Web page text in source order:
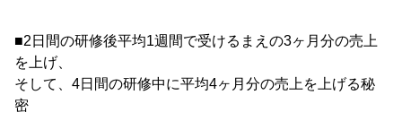
■2日間の研修後平均1週間で受けるまえの3ヶ月分の売上
を上げ、
そして、4日間の研修中に平均4ヶ月分の売上を上げる秘
密